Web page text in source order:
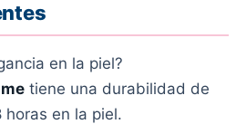
en la piel?
tiene una durabilidad de
en la piel.